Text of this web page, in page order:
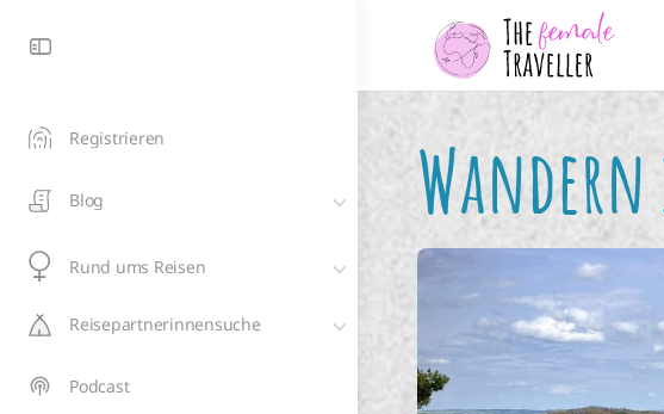
Registrieren
Blog
Rund ums Reisen
Reisepartnerinnensuche
Podcast